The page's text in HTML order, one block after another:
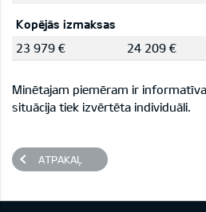
Kopējās izmaksas
23 979 €
24 209 €
Minētajam piemēram ir
situācija tiek izvērtēta individuāli.
ATPAKAĻ